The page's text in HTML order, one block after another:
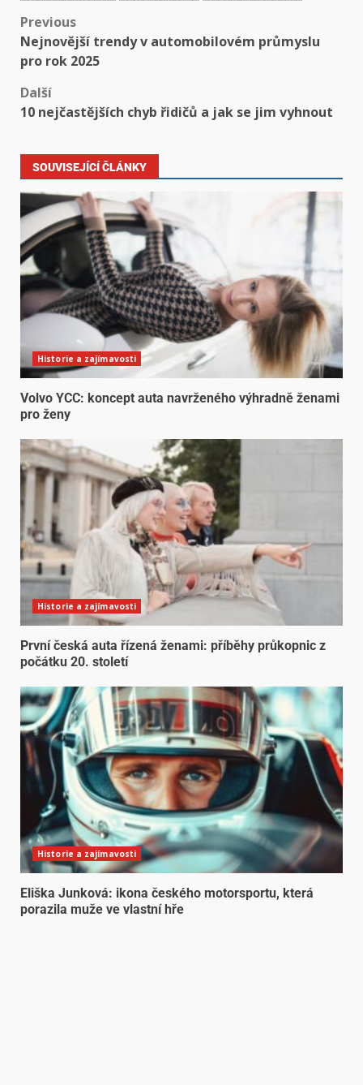
Previous
Nejnovější trendy v automobilovém průmyslu
pro rok 2025
Další
10 nejčastějších chyb řidičů a jak se jim vyhnout
SOUVISEJÍCÍ ČLÁNKY
Historie a zajímavosti
Volvo YCC: koncept auta navrženého výhradně ženami
pro ženy
Historie a zajímavosti
První česká auta řízená ženami: příběhy průkopnic z
počátku 20. století
Historie a zajímavosti
Eliška Junková: ikona českého motorsportu, která
porazila muže ve vlastní hře